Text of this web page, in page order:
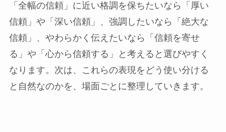
「全幅の信頼」に近い格調を保ちたいなら「厚い
信頼」や「深い信頼」、強調したいなら「絶大な
信頼」、やわらかく伝えたいなら「信頼を寄せ
る」や「心から信頼する」と考えると選びやすく
なります。次は、これらの表現をどう使い分ける
と自然なのかを、場面ごとに整理していきます。